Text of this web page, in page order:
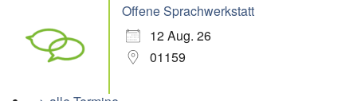
Offene Sprachwerkstatt
12 Aug. 26
01159